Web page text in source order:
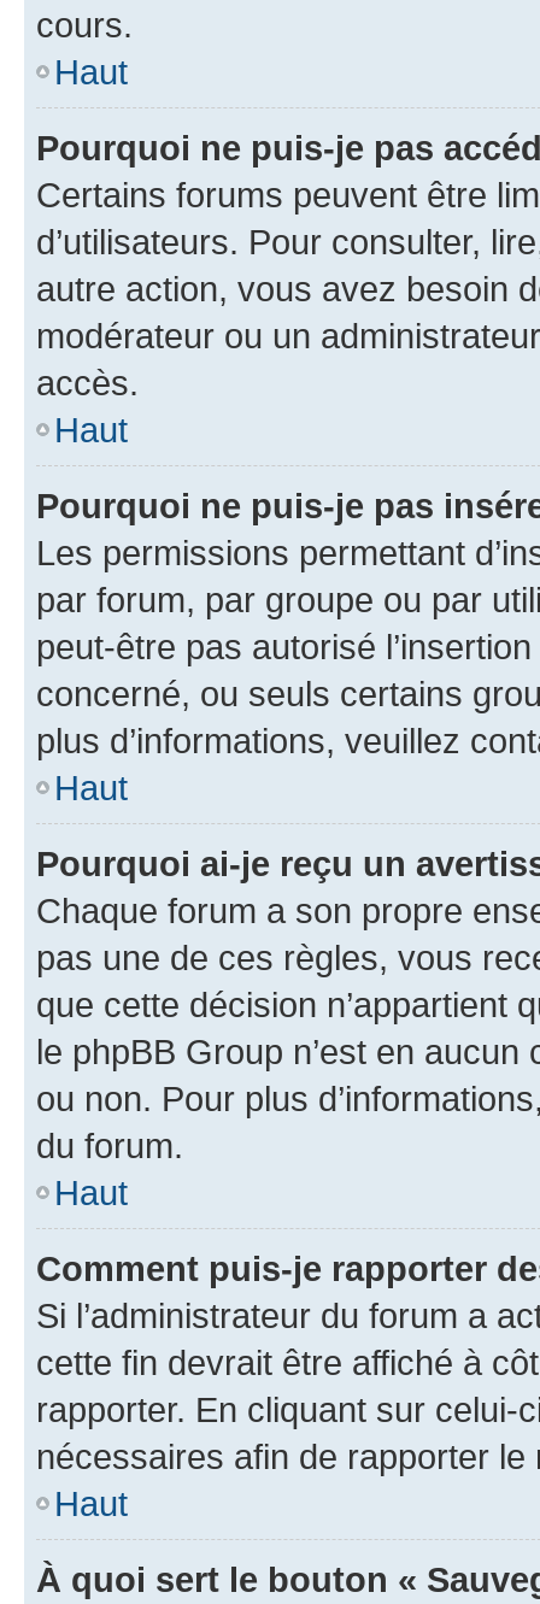
cours.
Haut
Pourquoi ne puis-je pas
Certains forums peuvent être
d’utilisateurs. Pour consulter,
autre action, vous avez besoin
modérateur ou un
accès.
Haut
Pourquoi ne puis-je pas
Les permissions permettant
par forum, par groupe ou par
peut-être pas autorisé
concerné, ou seuls certains
plus d’informations, veuillez
Haut
Pourquoi ai-je reçu un
Chaque forum a son propre
pas une de ces règles, vous
que cette décision n’appartient
le phpBB Group n’est en
ou non. Pour plus
du forum.
Haut
Comment puis-je rapporter
Si l’administrateur du forum a
cette fin devrait être affiché à
rapporter. En cliquant sur
nécessaires afin de rapporter le
Haut
À quoi sert le bouton «